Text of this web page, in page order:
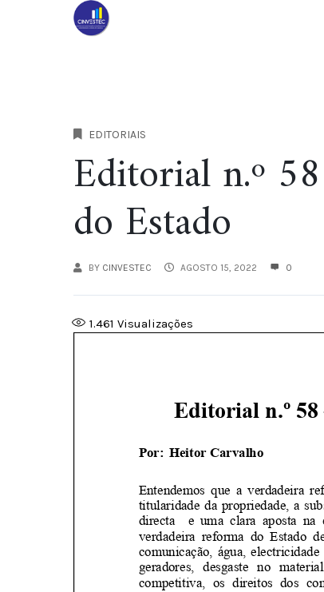
EDITORIAIS
Editorial n.º
do Estado
BY CINVESTEC AGOSTO 15, 2022 0
1.461 Visualizações